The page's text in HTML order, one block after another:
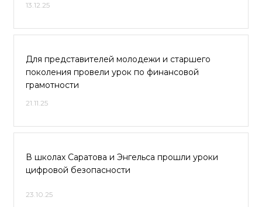
13.12.25
Для представителей молодежи и старшего
поколения провели урок по финансовой
грамотности
21.11.25
В школах Саратова и Энгельса прошли уроки
цифровой безопасности
23.10.25